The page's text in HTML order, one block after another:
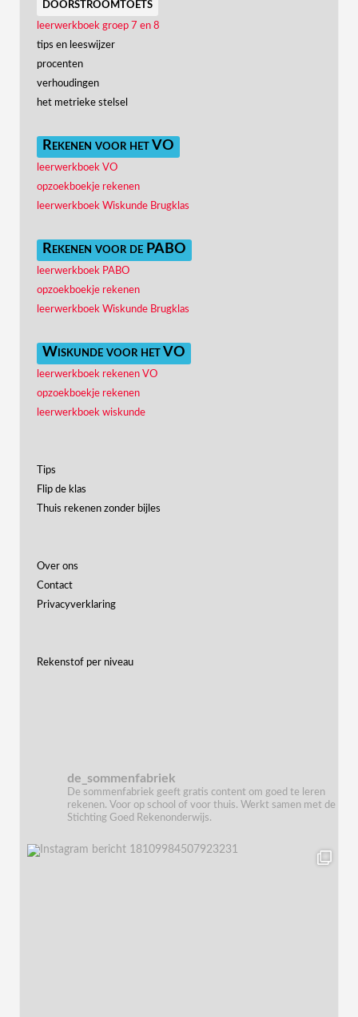
doorstroomtoets
leerwerkboek groep 7 en 8
tips en leeswijzer
procenten
verhoudingen
het metrieke stelsel
Rekenen voor het VO
leerwerkboek VO
opzoekboekje rekenen
leerwerkboek Wiskunde Brugklas
Rekenen voor de PABO
leerwerkboek PABO
opzoekboekje rekenen
leerwerkboek Wiskunde Brugklas
Wiskunde voor het VO
leerwerkboek rekenen VO
opzoekboekje rekenen
leerwerkboek wiskunde
Tips
Flip de klas
Thuis rekenen zonder bijles
Over ons
Contact
Privacyverklaring
Rekenstof per niveau
de_sommenfabriek
De sommenfabriek geeft gratis content om goed te leren
rekenen. Voor op school of voor thuis. Werkt samen met de
Stichting Goed Rekenonderwijs.